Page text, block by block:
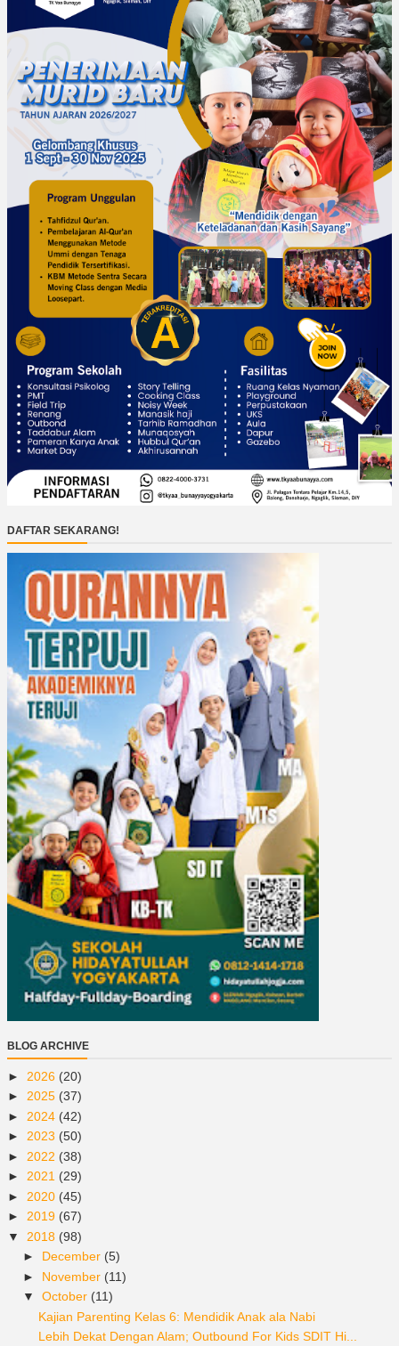
DAFTAR SEKARANG!
BLOG ARCHIVE
► 2026 (20)
► 2025 (37)
► 2024 (42)
► 2023 (50)
► 2022 (38)
► 2021 (29)
► 2020 (45)
► 2019 (67)
▼ 2018 (98)
► December (5)
► November (11)
▼ October (11)
Kajian Parenting Kelas 6: Mendidik Anak ala Nabi
Lebih Dekat Dengan Alam; Outbound For Kids SDIT Hi...